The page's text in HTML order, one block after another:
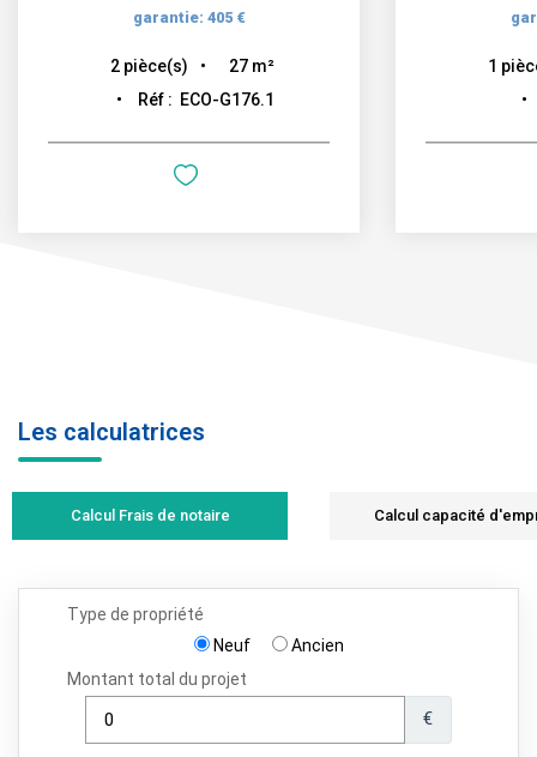
garantie: 405 €
2 pièce(s) 27 m²
Réf : ECO-G176.1
1
Les calculatrices
Calcul Frais de notaire Calcul capacité